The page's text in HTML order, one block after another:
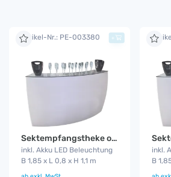
Artikel-Nr.: PE-003380
Sektempfangstheke ohne Aufschrift
inkl. Akku LED Beleuchtung
B 1,85 x L 0,8 x H 1,1 m
+
inkl.
B